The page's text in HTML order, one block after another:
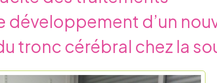
développement d’un
tronc cérébral chez la